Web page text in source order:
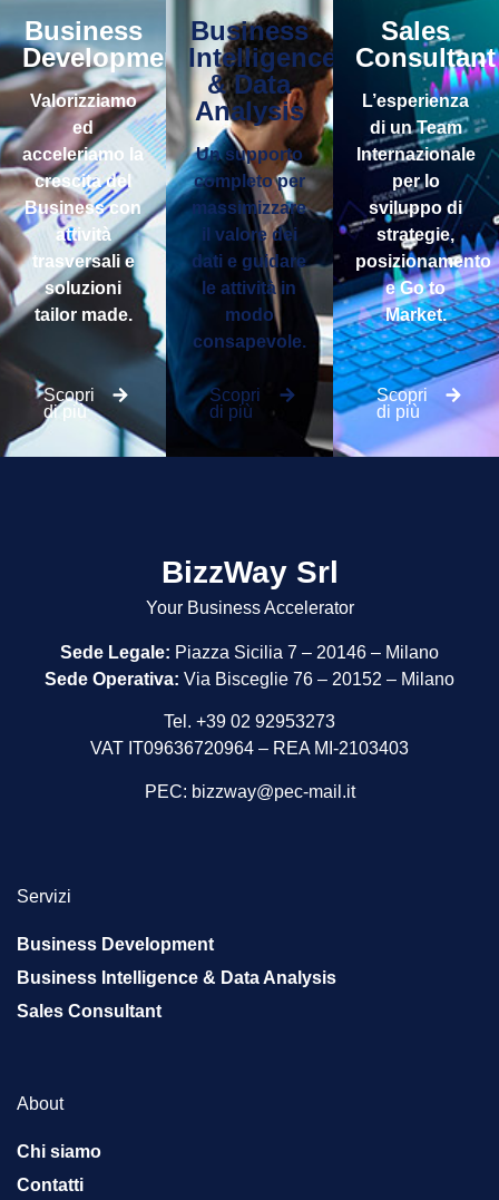
Business
Development
Valorizziamo
ed
acceleriamo la
crescita del
Business con
attività
trasversali e
soluzioni
tailor made.
Scopri
di più
Business
Intelligence
& Data
Analysis
Un supporto
completo per
massimizzare
il valore dei
dati e guidare
le attività in
modo
consapevole.
Scopri
di più
Sales
Consultant
L’esperienza
di un Team
Internazionale
per lo
sviluppo di
strategie,
posizionamento
e Go to
Market.
Scopri
di più
BizzWay Srl
Your Business Accelerator
Sede Legale: Piazza Sicilia 7 – 20146 – Milano
Sede Operativa: Via Bisceglie 76 – 20152 – Milano
Tel. +39 02 92953273
VAT IT09636720964 – REA MI-2103403
PEC: bizzway@pec-mail.it
Servizi
Business Development
Business Intelligence & Data Analysis
Sales Consultant
About
Chi siamo
Contatti